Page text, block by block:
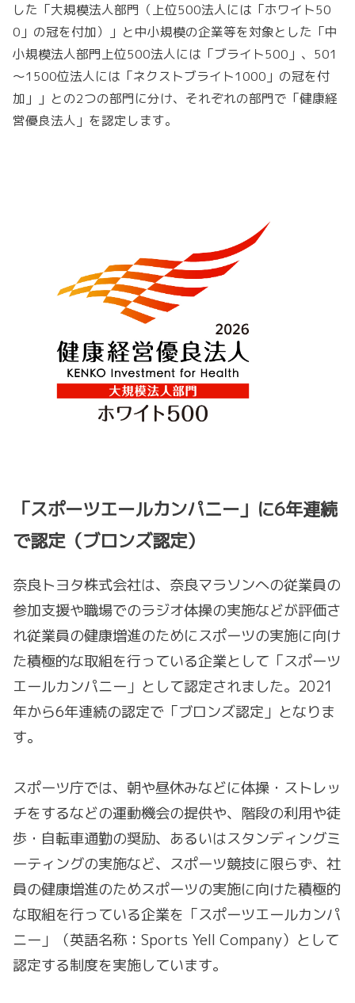
した「大規模法人部門（上位500法人には「ホワイト50
0」の冠を付加）」と中小規模の企業等を対象とした「中
小規模法人部門上位500法人には「ブライト500」、501
～1500位法人には「ネクストブライト1000」の冠を付
加」」との2つの部門に分け、それぞれの部門で「健康経
営優良法人」を認定します。
「スポーツエールカンパニー」に6年連続
で認定（ブロンズ認定）
奈良トヨタ株式会社は、奈良マラソンへの従業員の
参加支援や職場でのラジオ体操の実施などが評価さ
れ従業員の健康増進のためにスポーツの実施に向け
た積極的な取組を行っている企業として「スポーツ
エールカンパニー」として認定されました。2021
年から6年連続の認定で「ブロンズ認定」となりま
す。
スポーツ庁では、朝や昼休みなどに体操・ストレッ
チをするなどの運動機会の提供や、階段の利用や徒
歩・自転車通勤の奨励、あるいはスタンディングミ
ーティングの実施など、スポーツ競技に限らず、社
員の健康増進のためスポーツの実施に向けた積極的
な取組を行っている企業を「スポーツエールカンパ
ニー」（英語名称：Sports Yell Company）として
認定する制度を実施しています。